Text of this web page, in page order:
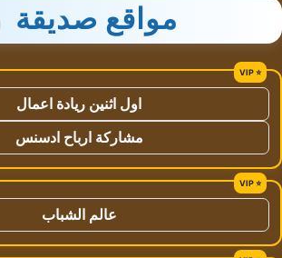
مواقع صديقة
اول اثنين ريادة اعمال
مشاركة ارباح ادسنس
عالم الشباب